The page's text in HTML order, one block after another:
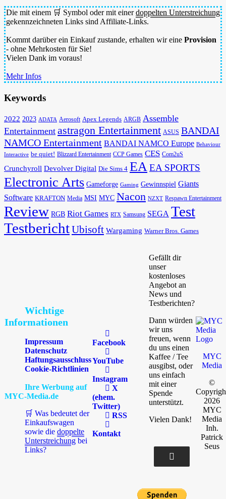
Die mit einem 🛒 Symbol oder mit einerdoppelten Unterstreichung
gekennzeichneten Links sind Affiliate-Links.
Kommt darüber ein Einkauf zustande, erhalten wir eine Provision
- ohne Mehrkosten für Sie!
Vielen Dank im voraus!
Mehr Infos
Keywords
2022 2023 ADATA Aerosoft Apex Legends ARGB Assemble
Entertainment astragon Entertainment ASUS BANDAI
NAMCO Entertainment BANDAI NAMCO Europe Behaviour
Interactive be quiet! Blizzard Entertainment CCP Games CES Com2uS
Crunchyroll Devolver Digital Die Sims 4 EA EA SPORTS
Electronic Arts Gameforge Gaming Gewinnspiel Giants
Software KRAFTON Media MSI MYC Nacon NZXT Respawn Entertainment
Review RGB Riot Games RTX Samsung SEGA Test
TestberichtUbisoft Wargaming Warner Bros. Games
Wichtige
Informationen
Impressum
Datenschutz
Haftungsausschluss
Cookie-Richtlinien
Ihre Werbung auf
MYC-Media.de
🛒 Was bedeutet der
Einkaufswagen
sowie die doppelte
Unterstreichung bei
Links?
Facebook
YouTube
Instagram
X
(ehem.
Twitter)
RSS
Kontakt
Gefällt dir
unser
kostenloses
Angebot an
News und
Testberichten?
Dann würden
wir uns
freuen, wenn
du uns einen
Kaffee / Tee
ausgibst, oder
uns einfach
mit einer
Spende
unterstützt.
Vielen Dank!
MYC
Media
©
2026
MYC
Media
Inh.
Patrick
Seus